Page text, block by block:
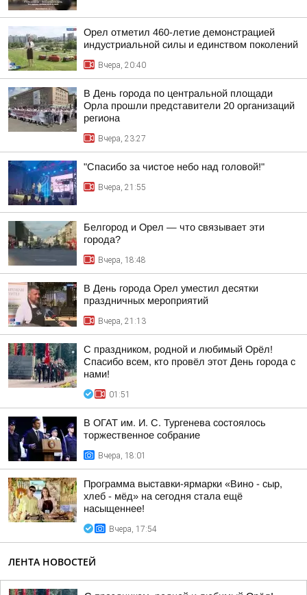
Орел отметил 460-летие демонстрацией
индустриальной силы и единством поколений
Вчера, 20:40
В День города по центральной площади
Орла прошли представители 20 организаций
региона
Вчера, 23:27
"Спасибо за чистое небо над головой!"
Вчера, 21:55
Белгород и Орел — что связывает эти
города?
Вчера, 18:48
В День города Орел уместил десятки
праздничных мероприятий
Вчера, 21:13
С праздником, родной и любимый Орёл!
Спасибо всем, кто провёл этот День города с
нами!
01:51
В ОГАТ им. И. С. Тургенева состоялось
торжественное собрание
Вчера, 18:01
Программа выставки-ярмарки «Вино - сыр,
хлеб - мёд» на сегодня стала ещё
насыщеннее!
Вчера, 17:54
ЛЕНТА НОВОСТЕЙ